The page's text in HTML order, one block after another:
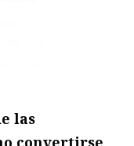
las
convertirse